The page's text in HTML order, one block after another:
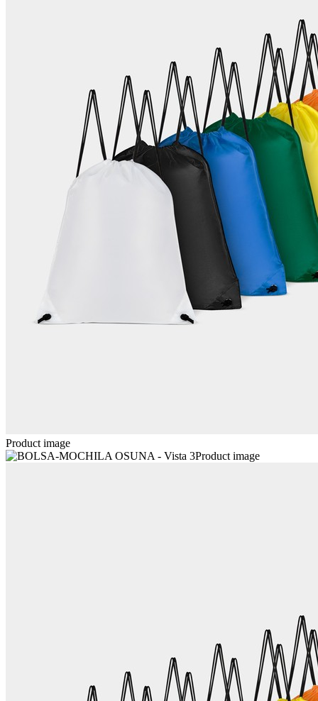
Product image
Product image